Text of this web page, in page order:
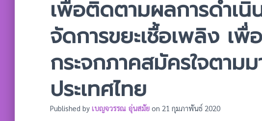
เพื่อติดตามผลการดำเนิ
จัดการขยะเชื้อเพลิง เพื่
กระจกภาคสมัครใจตาม
ประเทศไทย
Published by เบญจวรรณ อุ่นสมัย on 21 กุมภาพันธ์ 2020